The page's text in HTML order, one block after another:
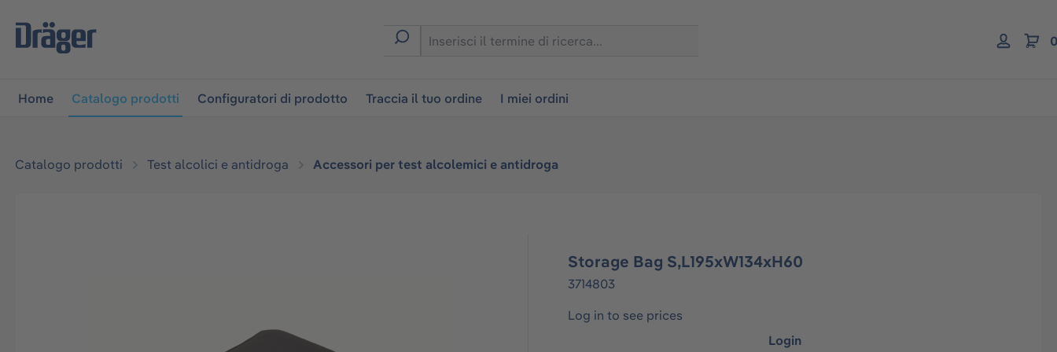
navigazione principale
Home Catalogo prodotti Configuratori di prodotto Traccia il tuo ordine I miei ordini
Catalogo prodotti Test alcolici e antidroga Accessori per test alcolemici e antidroga
Storage Bag S,L195xW134xH60
3714803
Log in to see prices
Login